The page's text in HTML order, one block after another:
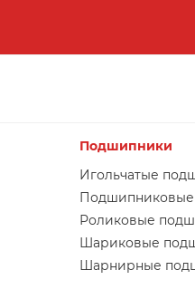
Подшипники
Игольчатые
Подшипниковые
Роликовые
Шариковые
Шарнирные